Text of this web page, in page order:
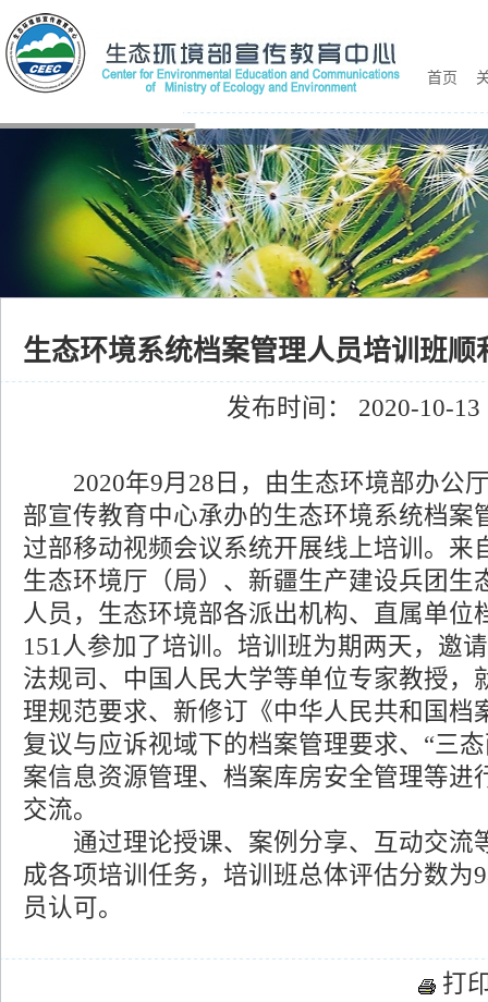
首页
生态环境系统档案管理人员培训班顺
发布时间： 2020-10-13
2020年9月28日，由生态环境部办公
部宣传教育中心承办的生态环境系统档案
过部移动视频会议系统开展线上培训。来
生态环境厅（局）、新疆生产建设兵团生
人员，生态环境部各派出机构、直属单位
151人参加了培训。培训班为期两天，邀
法规司、中国人民大学等单位专家教授，
理规范要求、新修订《中华人民共和国档
复议与应诉视域下的档案管理要求、“三
案信息资源管理、档案库房安全管理等进
交流。
通过理论授课、案例分享、互动交流
成各项培训任务，培训班总体评估分数为
员认可。
打